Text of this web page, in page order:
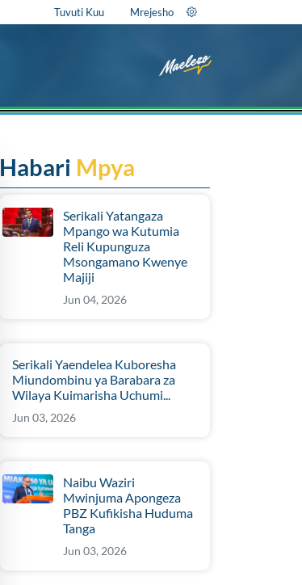
Tuvuti Kuu Mrejesho
Habari Mpya
Serikali Yatangaza
Mpango wa Kutumia
Reli Kupunguza
Msongamano Kwenye
Majiji
Jun 04, 2026
Serikali Yaendelea Kuboresha
Miundombinu ya Barabara za
Wilaya Kuimarisha Uchumi...
Jun 03, 2026
Naibu Waziri
Mwinjuma Apongeza
PBZ Kufikisha Huduma
Tanga
Jun 03, 2026